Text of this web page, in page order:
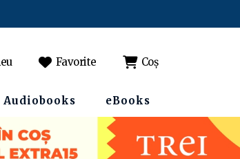
Favorite Coș
Audiobooks eBooks